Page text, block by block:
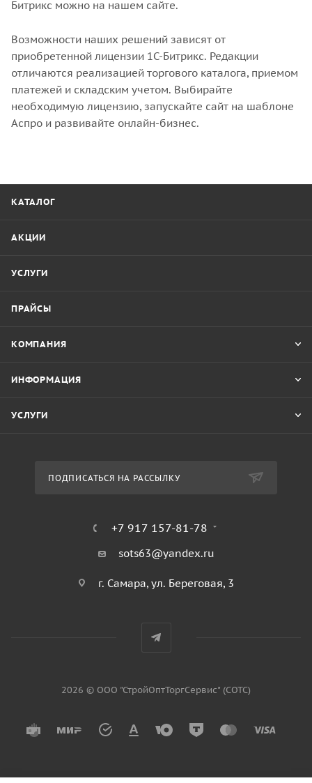
Битрикс можно на нашем сайте.
Возможности наших решений зависят от
приобретенной лицензии 1С-Битрикс. Редакции
отличаются реализацией торгового каталога, приемом
платежей и складским учетом. Выбирайте
необходимую лицензию, запускайте сайт на шаблоне
Аспро и развивайте онлайн-бизнес.
КАТАЛОГ
АКЦИИ
УСЛУГИ
ПРАЙСЫ
КОМПАНИЯ
ИНФОРМАЦИЯ
УСЛУГИ
ПОДПИСАТЬСЯ НА РАССЫЛКУ
+7 917 157-81-78
sots63@yandex.ru
г. Самара, ул. Береговая, 3
2026 © ООО "СтройОптТоргСервис" (СОТС)